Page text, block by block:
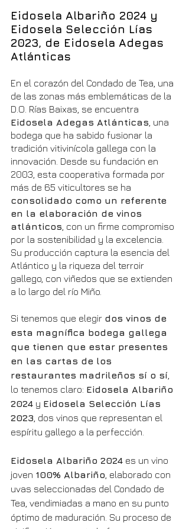
Eidosela Albariño 2024 y
Eidosela Selección Lías
2023, de Eidosela Adegas
Atlánticas
En el corazón del Condado de Tea, una
de las zonas más emblemáticas de la
D.O. Rías Baixas, se encuentra
Eidosela Adegas Atlánticas , una
bodega que ha sabido fusionar la
tradición vitivinícola gallega con la
innovación. Desde su fundación en
2003, esta cooperativa formada por
más de 65 viticultores se ha
consolidado como un referente
en la elaboración de vinos
atlánticos , con un firme compromiso
por la sostenibilidad y la excelencia.
Su producción captura la esencia del
Atlántico y la riqueza del terroir
gallego, con viñedos que se extienden
a lo largo del río Miño.
Si tenemos que elegir dos vinos de
esta magnífica bodega gallega
que tienen que estar presentes
en las cartas de los
restaurantes madrileños sí o sí
lo tenemos claro: Eidosela Albariño
2024 y Eidosela Selección Lías
2023 , dos vinos que representan el
espíritu gallego a la perfección.
Eidosela Albariño 2024 es un vino
joven 100% Albariño , elaborado con
uvas seleccionadas del Condado de
Tea, vendimiadas a mano en su punto
óptimo de maduración. Su proceso de